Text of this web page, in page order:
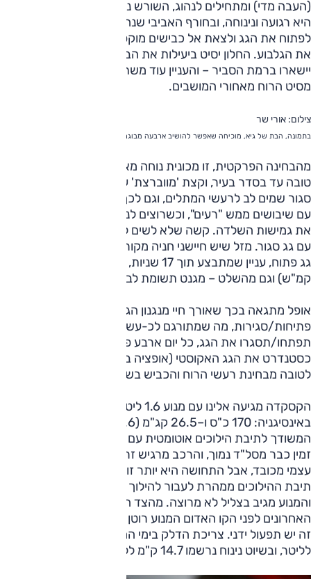
(העבה מדי) ומתחילים לנהוג, השורש נ.ע.מ עולה וצף שוב ושוב.
היא רגועה ונינוחה, ובחורף האביבי שנחת עלינו, היא מזמינה
לפתוח את הגג ולצאת אל כבישים מוקפי פריחה כמו אלו שחוצים
את הגלבוע. החלון יסיט ביעילות את הברחשים ורעשי הרוח
יישארו ברמת הסביר – והעניין עוד משתפר אם מתקינים את
מסיט הרוח מאחורי המושבים.
צילום: אורי שר
בתמונה, הבת של גיא, מוכיחה שאפשר להושיב ארבעה מבוגרים, או שני ילדים בכסאות בטיחות
מהבחינה הפרקטית, זו מכונית נוחה מאוד מחוץ לעיר, אבל רק
טובה עד בסדר בעיר, וקצת 'מווברצת' עם רצף שיבושים. עם גג
סגור שמים לב לרעשי המתלים, וגם לכך שהיא לא ממש
עם שיבושים ממש "רעים", וכשרוצים לנהוג מהר אפשר להרגיש
את גמישות השלדה. קשה שלא לשים לב לראות הגרועה לאחור
עם גג סגור. מזל שיש חיישני חניה מקוריים. אבל אני יותר בענייני
קמ"ש) וגם מהשלט – מגנט תשומת לב אמיתי בחניון.
פתיחות/סגירות, מה שמתורגם לכ-עשר שנים בהן
תפתחו/תסגרו את הגג, כל יום ארבע פעמים. היבואן בחר להביא
כסטנדרט את הגג האקוסטי (אופציה בחו"ל), והתוצאה מפתיעה
לטובה מבחינת רעשי הרוח והכביש בשיוט מהיר.
הקסקדה מגיעה אלינו עם מנוע 1.6 ליטר טורבו, אותו פגשנו
המשודך לתיבת הילוכים אוטומטית עם שישה יחסי העברה. הכוח
זמין כבר מסל"ד נמוך, והרכב מרגיש זריז בסה"כ, למרות משקל
עצמי מכובד, אבל התחושה היא יותר זורמת מתזזיתית. מדי פעם
תיבת ההילוכים ממהרת לעבור להילוך גבוה כדי לחסוך בדלק,
האחרונים לפני הקו האדום המנוע רוטן יותר מאשר מאיץ. בשביל
לליטר, ובשיוט נינוח נרשמו 14.7 ק"מ לליטר.